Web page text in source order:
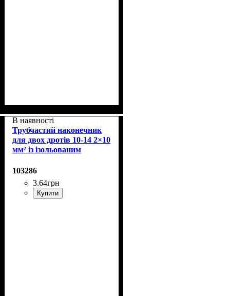
В наявності
Трубчастий наконечник
для двох дротів 10-14 2×10
мм² із ізольованим
103286
3.64грн
Купити